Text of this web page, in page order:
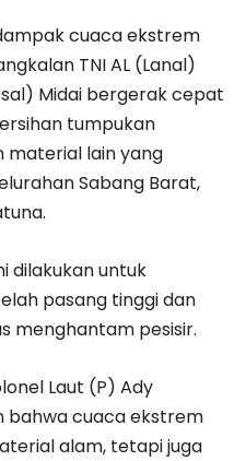
cuaca ekstrem
TNI AL (Lanal)
Midai bergerak cepat
tumpukan
material lain yang
Sabang Barat,
dilakukan untuk
pasang tinggi dan
menghantam pesisir.
Laut (P) Ady
bahwa cuaca ekstrem
alam, tetapi juga